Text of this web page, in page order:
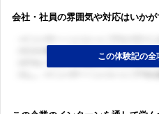
会社・社員の雰囲気や対応はいかが